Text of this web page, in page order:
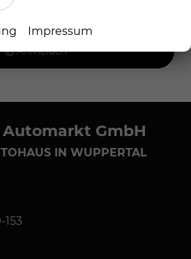
Fahrzeuge (
Anmelden
GmbH
IN WUPPERTAL
Impressum